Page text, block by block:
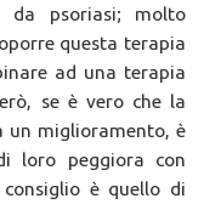
da psoriasi; molto
questa terapia
ad una terapia
se è vero che la
un miglioramento, è
loro peggiora con
è quello di